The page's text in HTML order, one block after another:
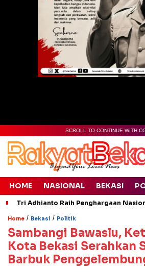
SCROLL TO CONTINUE WITH
HOME NASIONAL BEKASI
Tri Adhianto Raih Penghargaan
Home / Bekasi / Politik
Sambangi Bawaslu,
Kota Bekasi Serahkan
Barbuk